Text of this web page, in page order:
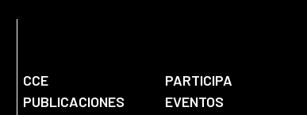
CCE PARTICIPA
PUBLICACIONES
EVENTOS